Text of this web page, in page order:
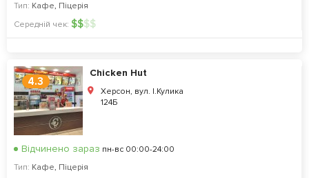
Тип: Кафе, Піцерія
Середній чек: $$$$
4.3
Chicken Hut
Херсон, вул. І.Кулика
124Б
Відчинено зараз пн-вс 00:00-24:00
Тип: Кафе, Піцерія